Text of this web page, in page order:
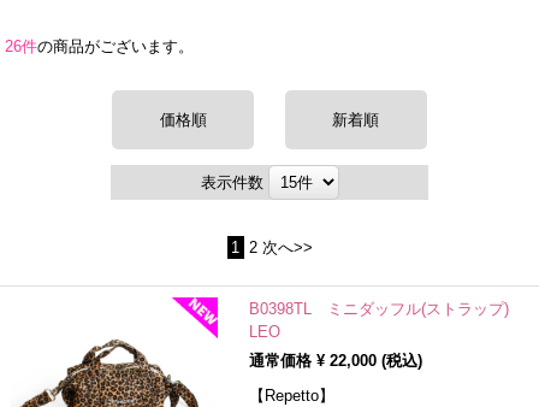
26件の商品がございます。
価格順 新着順
表示件数
1 2 次へ>>
B0398TL ミニダッフル(ストラップ)
LEO
通常価格 ¥ 22,000(税込)
【Repetto】